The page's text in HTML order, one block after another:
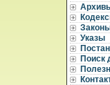
Указы
Поиск